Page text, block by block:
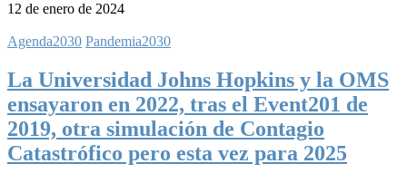
12 de enero de 2024
Agenda2030 Pandemia2030
La Universidad Johns Hopkins y la OMS
ensayaron en 2022, tras el Event201 de
2019, otra simulación de Contagio
Catastrófico pero esta vez para 2025